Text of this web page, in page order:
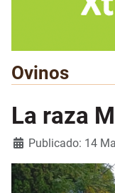
Ovinos
La raza
Detalles
Publicado: 14